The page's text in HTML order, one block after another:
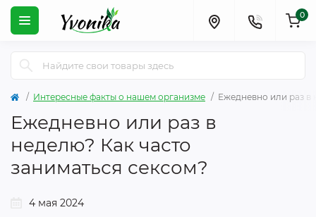
0
Интересные факты о нашем организме Ежедневно или раз в
Ежедневно или раз в
неделю? Как часто
заниматься сексом?
4 мая 2024